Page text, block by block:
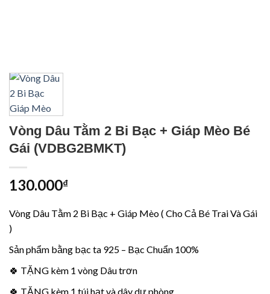
Vòng Dâu Tằm 2 Bi Bạc + Giáp Mèo Bé
Gái (VDBG2BMKT)
130.000₫
Vòng Dâu Tằm 2 Bi Bạc + Giáp Mèo ( Cho Cả Bé Trai Và Gái
)
Sản phẩm bằng bạc ta 925 – Bạc Chuẩn 100%
🍀 TẶNG kèm 1 vòng Dâu trơn
🍀 TẶNG kèm 1 túi hạt và dây dự phòng